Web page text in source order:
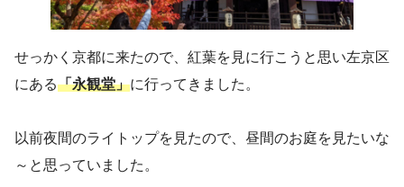
せっかく京都に来たので、紅葉を見に行こうと思い左京区
にある「永観堂」に行ってきました。
以前夜間のライトップを見たので、昼間のお庭を見たいな
～と思っていました。